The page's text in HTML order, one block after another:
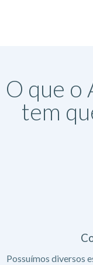
O que o
tem
Possuímos diversos